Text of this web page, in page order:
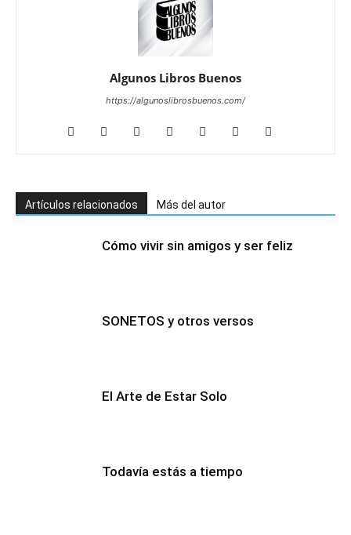
Algunos Libros Buenos
https://algunoslibrosbuenos.com/
Artículos relacionados Más del autor
Cómo vivir sin amigos y ser feliz
SONETOS y otros versos
El Arte de Estar Solo
Todavía estás a tiempo